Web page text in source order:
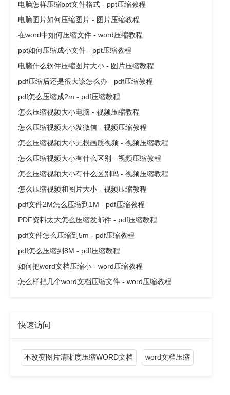
电脑怎样压缩ppt文件格式 - ppt压缩教程
电脑图片如何压缩图片 - 图片压缩教程
在word中如何压缩文件 - word压缩教程
ppt如何压缩成小文件 - ppt压缩教程
电脑什么软件压缩图片大小 - 图片压缩教程
pdf压缩后还是很大该怎么办 - pdf压缩教程
pdf怎么压缩成2m - pdf压缩教程
怎么压缩视频大小电脑 - 视频压缩教程
怎么压缩视频大小发微信 - 视频压缩教程
怎么压缩视频大小无损画质视频 - 视频压缩教程
怎么压缩视频大小有什么区别 - 视频压缩教程
怎么压缩视频大小有什么区别吗 - 视频压缩教程
怎么压缩视频和图片大小 - 视频压缩教程
pdf文件2M怎么压缩到1M - pdf压缩教程
PDF资料太大怎么压缩发邮件 - pdf压缩教程
pdf文件怎么压缩到5m - pdf压缩教程
pdf怎么压缩到8M - pdf压缩教程
如何把word文档压缩小 - word压缩教程
怎么样把几个word文档压缩文件 - word压缩教程
快速访问
不改变图片清晰度压缩WORD文档 word文档压缩